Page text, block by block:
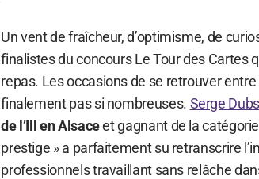
Un vent de fraîcheur, d’optimisme, de
finalistes du concours Le Tour des Cartes
repas. Les occasions de se retrouver
finalement pas si nombreuses. Serge Dubs
de l’Ill en Alsaceet gagnant de la
prestige » a parfaitement su retranscrire
professionnels travaillant sans relâche